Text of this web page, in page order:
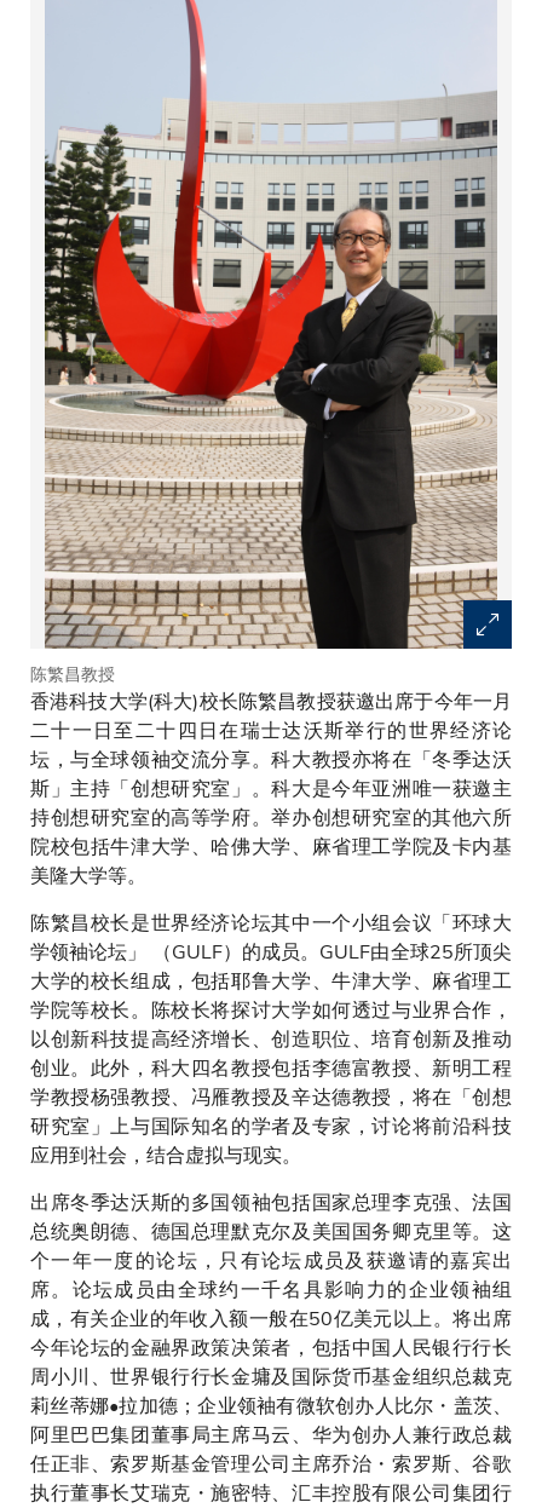
陈繁昌教授
香港科技大学(科大)校长陈繁昌教授获邀出席于今年一月
二十一日至二十四日在瑞士达沃斯举行的世界经济论
坛，与全球领袖交流分享。科大教授亦将在「冬季达沃
斯」主持「创想研究室」。科大是今年亚洲唯一获邀主
持创想研究室的高等学府。举办创想研究室的其他六所
院校包括牛津大学、哈佛大学、麻省理工学院及卡内基
美隆大学等。
陈繁昌校长是世界经济论坛其中一个小组会议「环球大
学领袖论坛」 （GULF）的成员。GULF由全球25所顶尖
大学的校长组成，包括耶鲁大学、牛津大学、麻省理工
学院等校长。陈校长将探讨大学如何透过与业界合作，
以创新科技提高经济增长、创造职位、培育创新及推动
创业。此外，科大四名教授包括李德富教授、新明工程
学教授杨强教授、冯雁教授及辛达德教授，将在「创想
研究室」上与国际知名的学者及专家，讨论将前沿科技
应用到社会，结合虚拟与现实。
出席冬季达沃斯的多国领袖包括国家总理李克强、法国
总统奥朗德、德国总理默克尔及美国国务卿克里等。这
个一年一度的论坛，只有论坛成员及获邀请的嘉宾出
席。论坛成员由全球约一千名具影响力的企业领袖组
成，有关企业的年收入额一般在50亿美元以上。将出席
今年论坛的金融界政策决策者，包括中国人民银行行长
周小川、世界银行行长金墉及国际货币基金组织总裁克
莉丝蒂娜•拉加德；企业领袖有微软创办人比尔・盖茨、
阿里巴巴集团董事局主席马云、华为创办人兼行政总裁
任正非、索罗斯基金管理公司主席乔治・索罗斯、谷歌
执行董事长艾瑞克・施密特、汇丰控股有限公司集团行